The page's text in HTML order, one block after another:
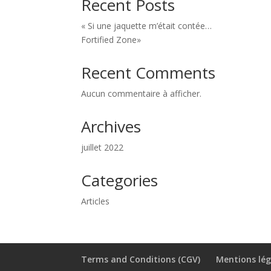
Recent Posts
« Si une jaquette m’était contée…
Fortified Zone»
Recent Comments
Aucun commentaire à afficher.
Archives
juillet 2022
Categories
Articles
Terms and Conditions (CGV) Mentions